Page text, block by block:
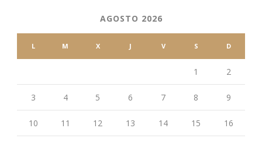
AGOSTO 2026
L M X J V S D
1 2
3 4 5 6 7 8 9
10 11 12 13 14 15 16